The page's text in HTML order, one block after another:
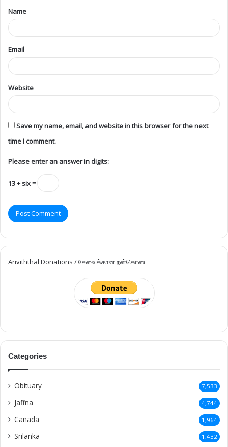
Name
Email
Website
Save my name, email, and website in this browser for the next
time I comment.
Please enter an answer in digits:
13 + six =
Ariviththal Donations / சேவைக்கான நன்கொடை
Categories
Obituary 7,533
Jaffna 4,744
Canada 1,964
Srilanka 1,432